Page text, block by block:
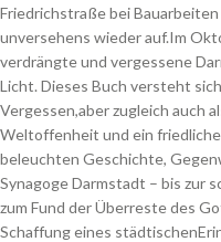
Friedrichstraße bei
unversehens wieder auf.Im
verdrängte und vergessene
Licht. Dieses Buch versteht
Vergessen,aber zugleich auch
Weltoffenheit und ein
beleuchten Geschichte,
Synagoge Darmstadt – bis zur
zum Fund der Überreste des
Schaffung eines